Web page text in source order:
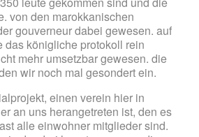
von den marokkanischen
gouverneur dabei gewesen. auf
königliche protokoll rein
mehr umsetzbar gewesen. die
wir noch mal gesondert ein.
einen verein hier in
an uns herangetreten ist, den es
alle einwohner mitglieder sind.